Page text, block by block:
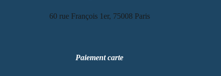
60 rue François 1er, 75008 Paris
Paiement carte